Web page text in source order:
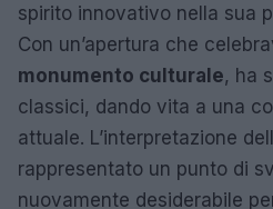
spirito innovativo nella sua
Con un’apertura che
monumento culturale, ha
classici, dando vita a una
attuale. L’interpretazione
rappresentato un punto di
nuovamente desiderabile